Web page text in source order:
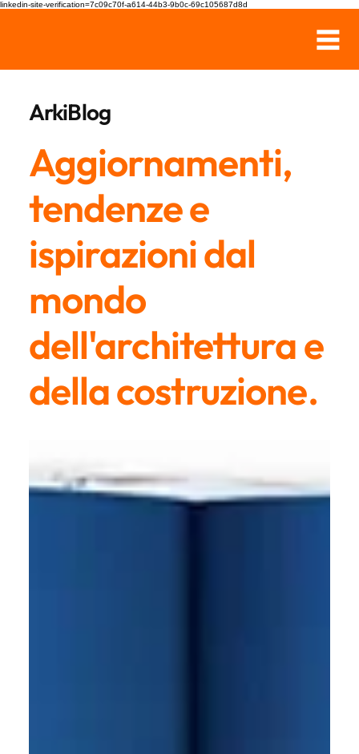
linkedin-site-verification=7c09c70f-a614-44b3-9b0c-69c105687d8d
ArkiBlog
Aggiornamenti,
tendenze e
ispirazioni dal
mondo
dell'architettura e
della costruzione.